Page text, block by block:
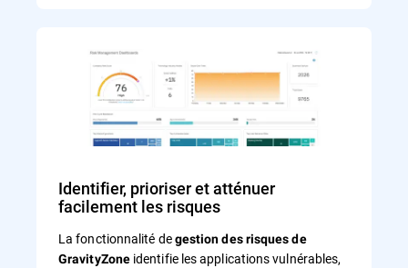
Identifier, prioriser et atténuer
facilement les risques
La fonctionnalité degestion des risques de
GravityZoneidentifie les applications vulnérables,